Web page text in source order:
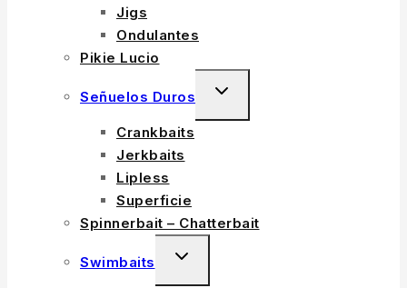
Jigs
Ondulantes
Pikie Lucio
Señuelos Duros
Crankbaits
Jerkbaits
Lipless
Superficie
Spinnerbait – Chatterbait
Swimbaits